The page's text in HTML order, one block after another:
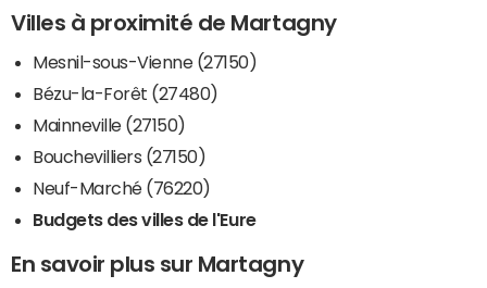
Villes à proximité de Martagny
Mesnil-sous-Vienne (27150)
Bézu-la-Forêt (27480)
Mainneville (27150)
Bouchevilliers (27150)
Neuf-Marché (76220)
Budgets des villes de l'Eure
En savoir plus sur Martagny